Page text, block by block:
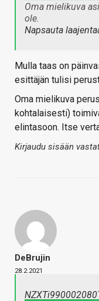
Oma mielikuva
ole.
Napsauta
Mulla taas on
esittäjän tulisi
Oma mielikuva
kohtalaisesti)
elintasoon. Itse
Kirjaudu sisään
DeBrujin
28.2.2021